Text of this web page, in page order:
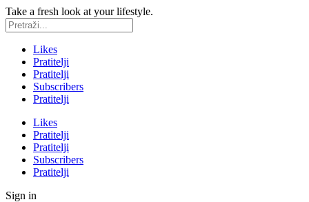
Take a fresh look at your lifestyle.
Likes
Pratitelji
Pratitelji
Subscribers
Pratitelji
Likes
Pratitelji
Pratitelji
Subscribers
Pratitelji
Sign in